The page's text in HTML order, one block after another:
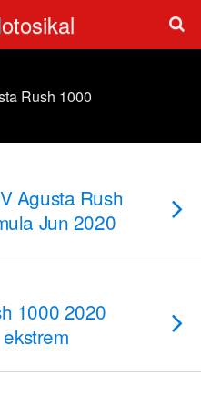
Rush 1000
Agusta Rush
Jun 2020
1000 2020